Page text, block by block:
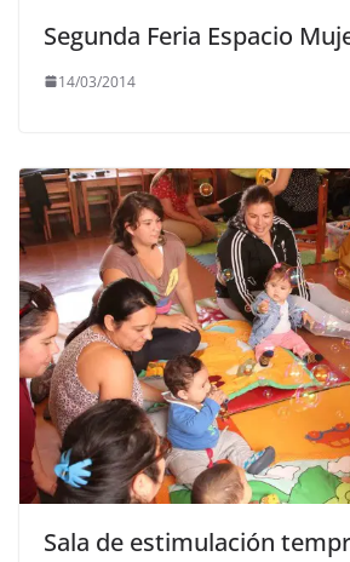
Segunda Feria Espacio
14/03/2014
Sala de estimulación